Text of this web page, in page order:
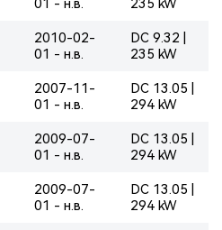
2010-02-
01 - н.в.
DC 9.32 |
235 kW
2007-11-
01 - н.в.
DC 13.05 |
294 kW
2009-07-
01 - н.в.
DC 13.05 |
294 kW
2009-07-
01 - н.в.
DC 13.05 |
294 kW